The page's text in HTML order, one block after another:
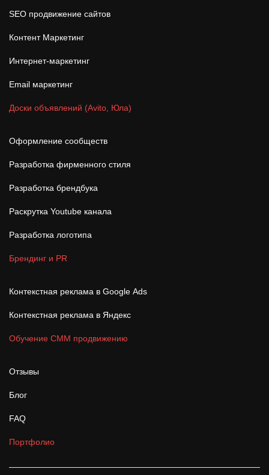
SEO продвижение сайтов
Контент Маркетинг
Интернет-маркетинг
Email маркетинг
Доски объявлений (Avito, Юла)
Оформление сообществ
Разработка фирменного стиля
Разработка брендбука
Раскрутка Youtube канала
Разработка логотипа
Брендинг и PR
Контекстная реклама в Google Ads
Контекстная реклама в Яндекс
Обучение СММ продвижению
Отзывы
Блог
FAQ
Портфолио